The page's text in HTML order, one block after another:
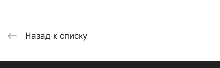
Назад к списку